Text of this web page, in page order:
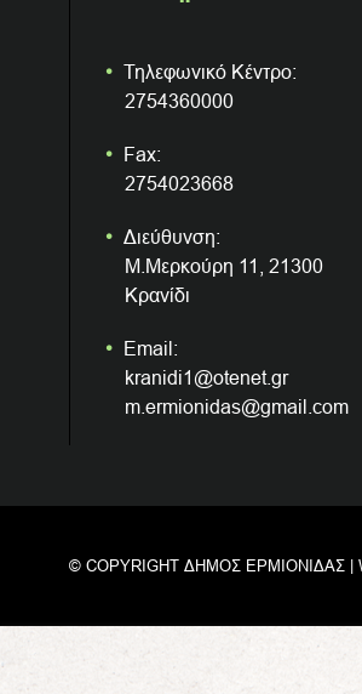
Τηλεφωνικό Κέντρο:
2754360000
Fax:
2754023668
Διεύθυνση:
Μ.Μερκούρη 11, 21300
Κρανίδι
Email:
kranidi1@otenet.gr
m.ermionidas@gmail.com
© COPYRIGHT ΔΗΜΟΣ ΕΡΜΙΟΝΙΔΑΣ |